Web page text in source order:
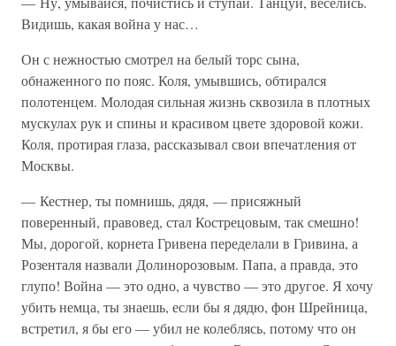
Видишь, какая война у нас…
Он с нежностью смотрел на белый торс сына,
обнаженного по пояс. Коля, умывшись, обтирался
полотенцем. Молодая сильная жизнь сквозила в плотных
мускулах рук и спины и красивом цвете здоровой кожи.
Коля, протирая глаза, рассказывал свои впечатления от
Москвы.
— Кестнер, ты помнишь, дядя, — присяжный
поверенный, правовед, стал Кострецовым, так смешно!
Мы, дорогой, корнета Гривена переделали в Гривина, а
Розенталя назвали Долинорозовым. Папа, а правда, это
глупо! Война — это одно, а чувство — это другое. Я хочу
убить немца, ты знаешь, если бы я дядю, фон Шрейница,
встретил, я бы его — убил не колеблясь, потому что он